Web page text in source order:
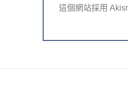
這個網站採用